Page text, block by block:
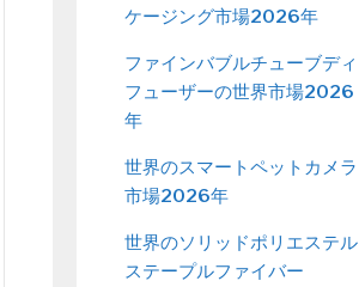
ケージング市場2026年
ファインバブルチューブディ
フューザーの世界市場2026
年
世界のスマートペットカメラ
市場2026年
世界のソリッドポリエステル
ステープルファイバー